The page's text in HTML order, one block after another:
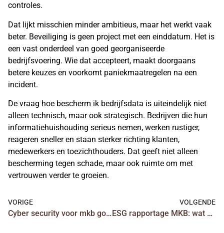
controles.
Dat lijkt misschien minder ambitieus, maar het werkt vaak
beter. Beveiliging is geen project met een einddatum. Het is
een vast onderdeel van goed georganiseerde
bedrijfsvoering. Wie dat accepteert, maakt doorgaans
betere keuzes en voorkomt paniekmaatregelen na een
incident.
De vraag hoe bescherm ik bedrijfsdata is uiteindelijk niet
alleen technisch, maar ook strategisch. Bedrijven die hun
informatiehuishouding serieus nemen, werken rustiger,
reageren sneller en staan sterker richting klanten,
medewerkers en toezichthouders. Dat geeft niet alleen
bescherming tegen schade, maar ook ruimte om met
vertrouwen verder te groeien.
VORIGE
Cyber security voor mkb goed geregeld
VOLGENDE
ESG rapportage MKB: wat moet u nu regelen?